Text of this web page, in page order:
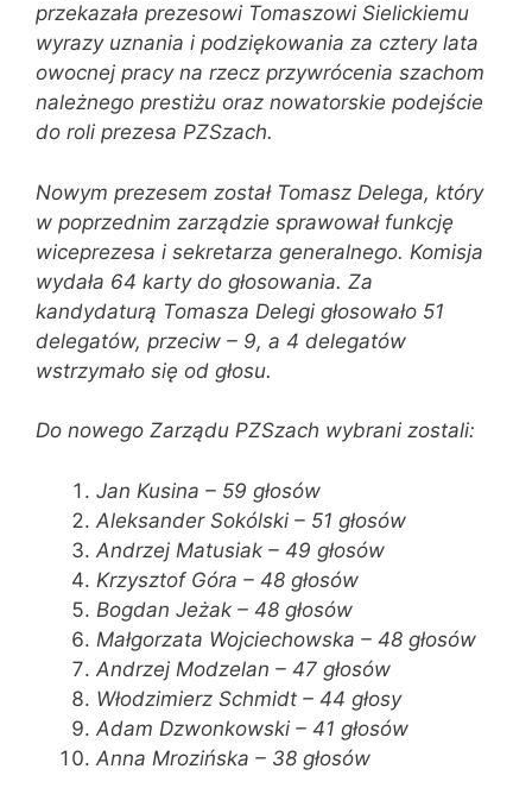
przekazała prezesowi Tomaszowi Sielickiemu
wyrazy uznania i podziękowania za cztery lata
owocnej pracy na rzecz przywrócenia szachom
należnego prestiżu oraz nowatorskie podejście
do roli prezesa PZSzach.
Nowym prezesem został Tomasz Delega, który
w poprzednim zarządzie sprawował funkcję
wiceprezesa i sekretarza generalnego. Komisja
wydała 64 karty do głosowania. Za
kandydaturą Tomasza Delegi głosowało 51
delegatów, przeciw – 9, a 4 delegatów
wstrzymało się od głosu.
Do nowego Zarządu PZSzach wybrani zostali:
Jan Kusina – 59 głosów
Aleksander Sokólski – 51 głosów
Andrzej Matusiak – 49 głosów
Krzysztof Góra – 48 głosów
Bogdan Jeżak – 48 głosów
Małgorzata Wojciechowska – 48 głosów
Andrzej Modzelan – 47 głosów
Włodzimierz Schmidt – 44 głosy
Adam Dzwonkowski – 41 głosów
Anna Mrozińska – 38 głosów